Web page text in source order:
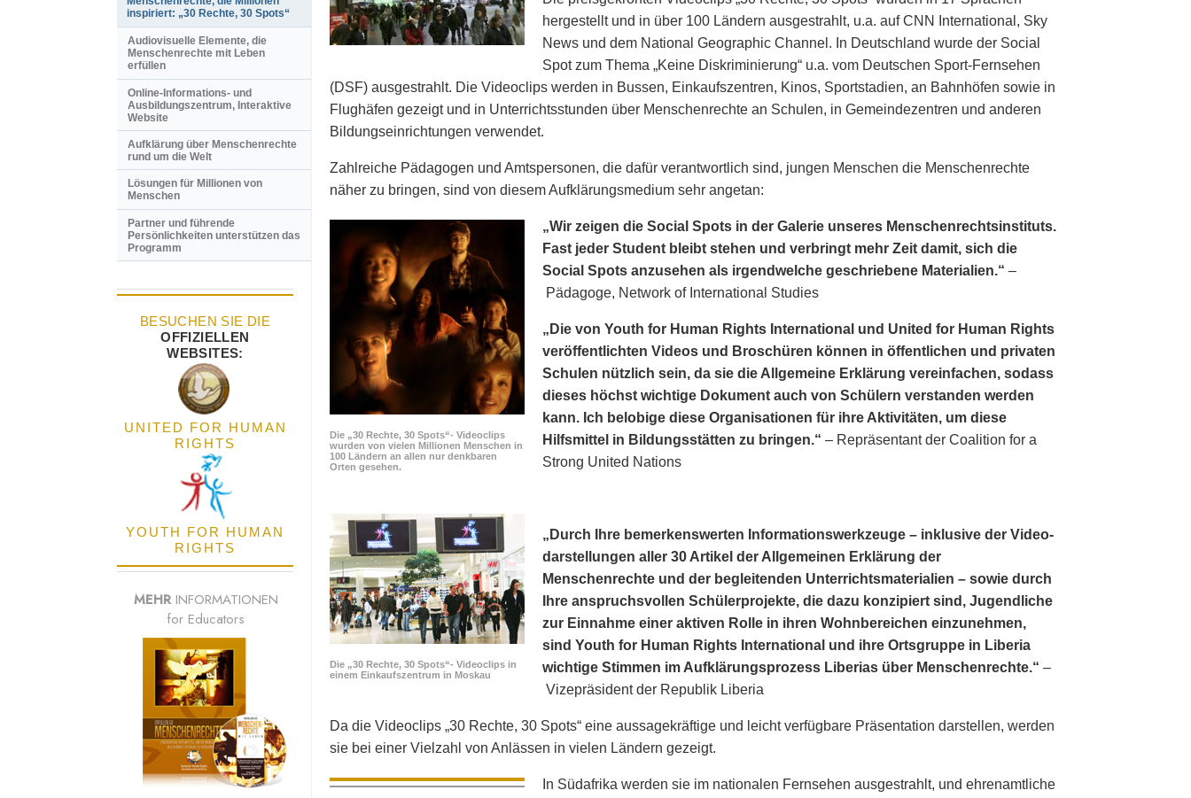
hergestellt und in über 100 Ländern ausgestrahlt, u.a. auf CNN International, Sky
News und dem National Geographic Channel. In Deutschland wurde der Social
Spot zum Thema „Keine Diskriminierung“ u.a. vom Deutschen Sport-Fernsehen
(DSF) ausgestrahlt. Die Videoclips werden in Bussen, Einkaufszentren, Kinos, Sportstadien, an Bahnhöfen sowie in
Flughäfen gezeigt und in Unterrichtsstunden über Menschenrechte an Schulen, in Gemeindezentren und anderen
Bildungseinrichtungen verwendet.
Zahlreiche Pädagogen und Amtspersonen, die dafür verantwortlich sind, jungen Menschen die Menschenrechte
näher zu bringen, sind von diesem Aufklärungsmedium sehr angetan:
Die „30 Rechte, 30 Spots“- Videoclips
wurden von vielen Millionen Menschen in
100 Ländern an allen nur denkbaren
Orten gesehen.
„Wir zeigen die Social Spots in der Galerie unseres Menschenrechtsinstituts.
Fast jeder Student bleibt stehen und verbringt mehr Zeit damit, sich die
Social Spots anzusehen als irgendwelche geschriebene Materialien.“ –
Pädagoge, Network of International Studies
„Die von Youth for Human Rights International und United for Human Rights
veröffentlichten Videos und Broschüren können in öffentlichen und privaten
Schulen nützlich sein, da sie die Allgemeine Erklärung vereinfachen, sodass
dieses höchst wichtige Dokument auch von Schülern verstanden werden
kann. Ich belobige diese Organisationen für ihre Aktivitäten, um diese
Hilfsmittel in Bildungsstätten zu bringen.“ – Repräsentant der Coalition for a
Strong United Nations
Die „30 Rechte, 30 Spots“- Videoclips in
einem Einkaufszentrum in Moskau
„Durch Ihre bemerkens­werten Informationswerkzeuge – inklusive der Video­
darstellungen aller 30 Artikel der Allgemeinen Erklärung der
Menschenrechte und der begleitenden Unterrichtsmaterialien – sowie durch
Ihre anspruchsvollen Schülerprojekte, die dazu konzipiert sind, Jugendliche
zur Einnahme einer aktiven Rolle in ihren Wohnbereichen einzunehmen,
sind Youth for Human Rights International und ihre Ortsgruppe in Liberia
wichtige Stimmen im Aufklärungsprozess Liberias über Menschenrechte.“ –
Vizepräsident der Republik Liberia
Da die Videoclips „30 Rechte, 30 Spots“ eine aussagekräftige und leicht verfügbare Präsentation darstellen, werden
sie bei einer Vielzahl von Anlässen in vielen Ländern gezeigt.
In Südafrika werden sie im nationalen Fernsehen ausgestrahlt, und ehrenamtliche
inspiriert: „30 Rechte, 30 Spots“
Audiovisuelle Elemente, die
Menschenrechte mit Leben
erfüllen
Online-Informations- und
Ausbildungszentrum, Interaktive
Website
Aufklärung über Menschenrechte
rund um die Welt
Lösungen für Millionen von
Menschen
Partner und führende
Persönlichkeiten unterstützen das
Programm
BESUCHEN SIE DIE
OFFIZIELLEN
WEBSITES:
UNITED FOR HUMAN
RIGHTS
YOUTH FOR HUMAN
RIGHTS
MEHR INFORMATIONEN
for Educators